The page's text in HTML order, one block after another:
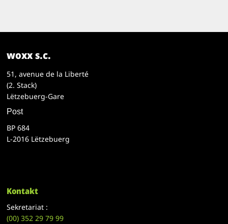
woxx s.c.
51, avenue de la Liberté
(2. Stack)
Lëtzebuerg-Gare
Post
BP 684
L-2016 Lëtzebuerg
Kontakt
Sekretariat :
(00)352 29 79 99